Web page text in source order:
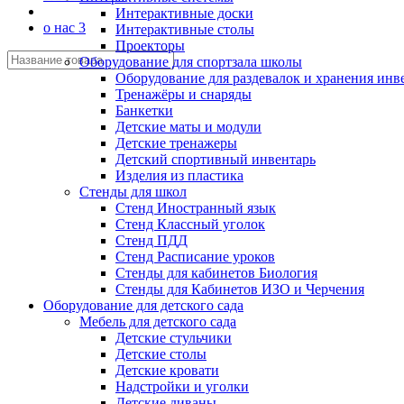
о нас 3
Интерактивные доски
Интерактивные столы
Проекторы
Оборудование для спортзала школы
Оборудование для раздевалок и хранения
Тренажёры и снаряды
Банкетки
Детские маты и модули
Детские тренажеры
Детский спортивный инвентарь
Изделия из пластика
Стенды для школ
Стенд Иностранный язык
Стенд Классный уголок
Стенд ПДД
Стенд Расписание уроков
Стенды для кабинетов Биология
Стенды для Кабинетов ИЗО и Черчения
Оборудование для детского сада
Мебель для детского сада
Детские стульчики
Детские столы
Детские кровати
Надстройки и уголки